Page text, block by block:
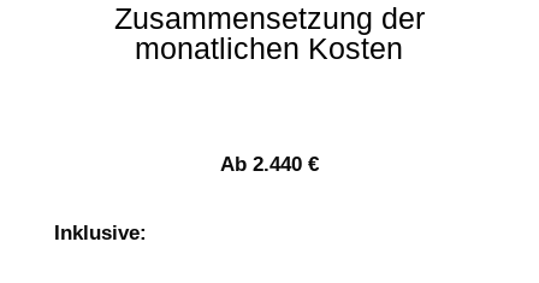
Zusammensetzung der
monatlichen Kosten
Ab 2.440 €
Inklusive: